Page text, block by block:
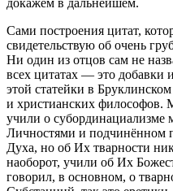
Сами построения цитат,
свидетельствую об очень
Ни один из отцов сам не
всех цитатах — это добавки
этой статейки в
и христианских философов.
учили о субординациализме
Личностями и подчинённом
Духа, но об Их тварности
наоборот, учили об Их
говорил, в основном, о